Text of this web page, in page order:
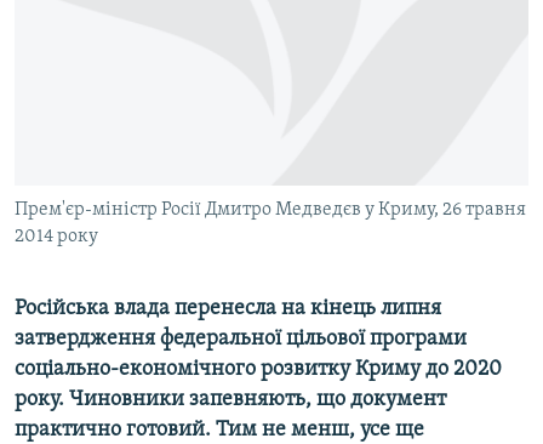
ІНФОГРАФІКА
ДОЛУЧАЙСЯ!
Усі сайти RFE/RL
Прем'єр-міністр Росії Дмитро Медведєв у Криму, 26 травня
2014 року
Російська влада перенесла на кінець липня
затвердження федеральної цільової програми
соціально-економічного розвитку Криму до 2020
року. Чиновники запевняють, що документ
практично готовий. Тим не менш, усе ще